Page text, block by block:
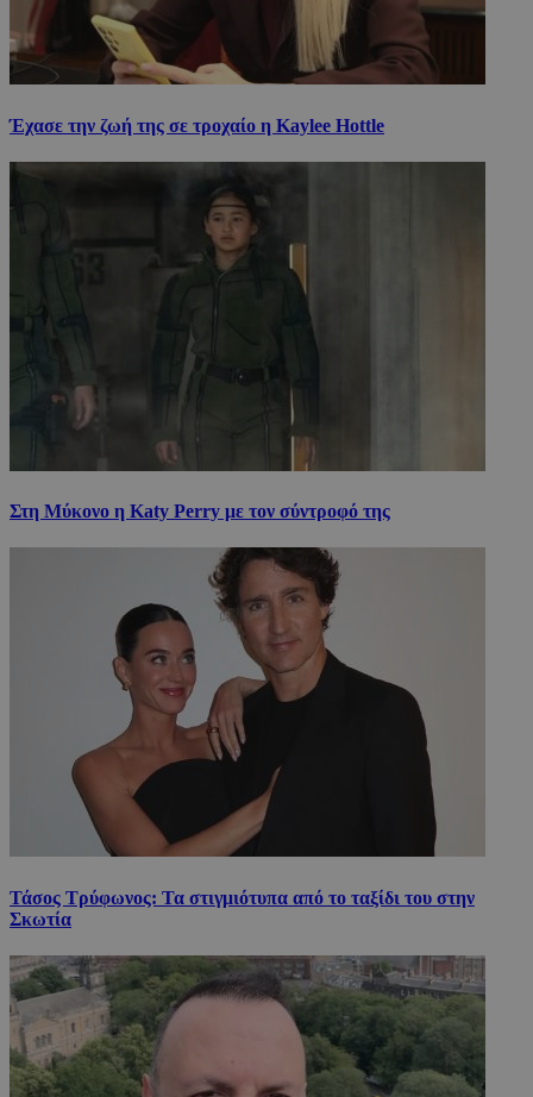
Έχασε την ζωή της σε τροχαίο η Kaylee Hottle
Στη Μύκονο η Katy Perry με τον σύντροφό της
Τάσος Τρύφωνος: Τα στιγμιότυπα από το ταξίδι του στην
Σκωτία